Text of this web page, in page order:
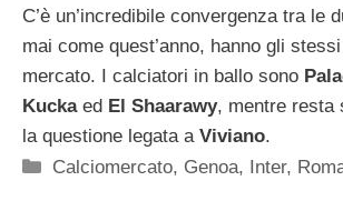
C’è un’incredibile convergenza tra le
mai come quest’anno, hanno gli
mercato. I calciatori in ballo sono
Kucka ed El Shaarawy, mentre resta
la questione legata a Viviano.
Categorie
Calciomercato, Genoa, Inter,